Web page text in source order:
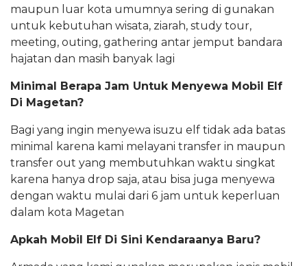
maupun luar kota umumnya sering di gunakan
untuk kebutuhan wisata, ziarah, study tour,
meeting, outing, gathering antar jemput bandara
hajatan dan masih banyak lagi
Minimal Berapa Jam Untuk Menyewa Mobil Elf
Di Magetan?
Bagi yang ingin menyewa isuzu elf tidak ada batas
minimal karena kami melayani transfer in maupun
transfer out yang membutuhkan waktu singkat
karena hanya drop saja, atau bisa juga menyewa
dengan waktu mulai dari 6 jam untuk keperluan
dalam kota Magetan
Apkah Mobil Elf Di Sini Kendaraanya Baru?